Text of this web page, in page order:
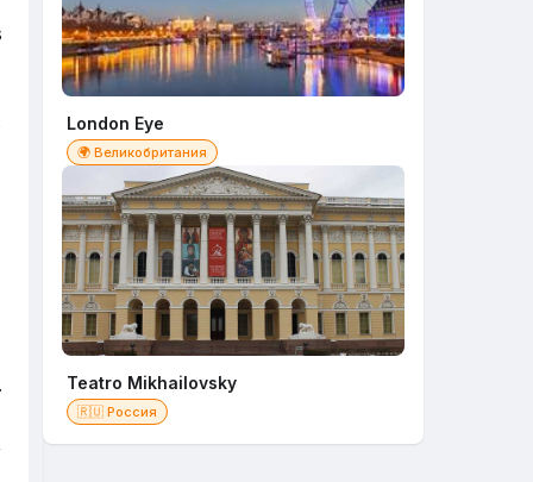
London Eye
🌍 Великобритания
Teatro Mikhailovsky
🇷🇺 Россия